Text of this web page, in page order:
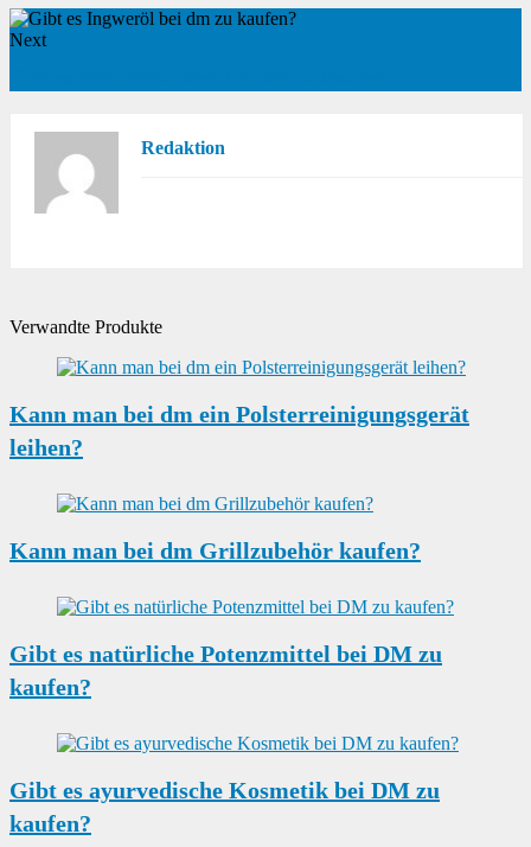
Next
Redaktion
Verwandte Produkte
Kann man bei dm ein Polsterreinigungsgerät
leihen?
Kann man bei dm Grillzubehör kaufen?
Gibt es natürliche Potenzmittel bei DM zu
kaufen?
Gibt es ayurvedische Kosmetik bei DM zu
kaufen?